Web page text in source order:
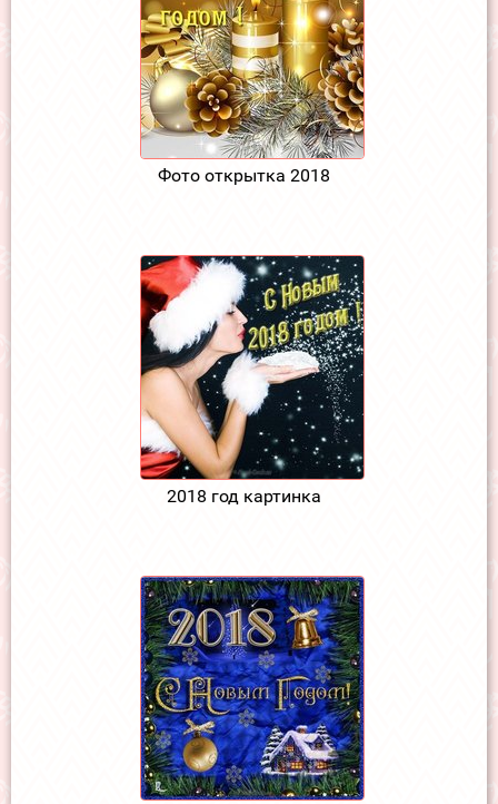
Фото открытка 2018
2018 год картинка